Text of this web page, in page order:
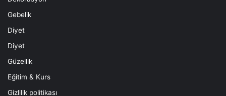
Gebelik
Diyet
Diyet
Güzellik
Eğitim & Kurs
Gizlilik politikası